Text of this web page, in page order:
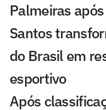
Palmeiras
Santos
do Brasil em
esportivo
Após